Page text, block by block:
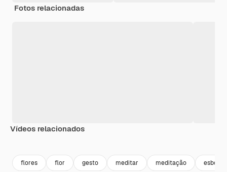
Fotos relacionadas
Vídeos relacionados
flores flor gesto meditar meditação esboço